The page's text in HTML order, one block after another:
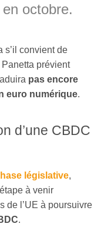
octobre.
s’il convient de
prévient
pas encore
euro numérique.
d’une CBDC
législative,
à venir
de l’UE à poursuivre
.